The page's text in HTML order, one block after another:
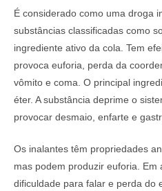
É considerado como uma droga
substâncias classificadas como
ingrediente ativo da cola. Tem
provoca euforia, perda da
vômito e coma. O principal
éter. A substância deprime o
provocar desmaio, enfarte e
Os inalantes têm propriedades
mas podem produzir euforia. Em
dificuldade para falar e perda do